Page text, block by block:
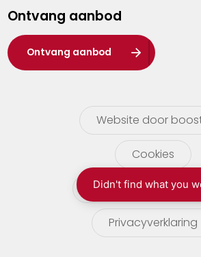
Waasland
Wuustwezel
Zoersel
Ontvang aanbod
Ontvang aanbod
Website door
Cookies
Privacyverklaring